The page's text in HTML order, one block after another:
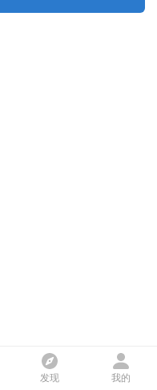
发现 我的